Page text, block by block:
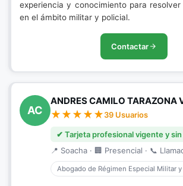
experiencia y conocimiento para
en el ámbito militar y policial.
Contactar
AC
ANDRES CAMILO TARAZONA
39 Usuarios
✔ Tarjeta profesional vigente y
📍 Soacha · 🏢 Presencial · 📞
Abogado de Régimen Especial Militar